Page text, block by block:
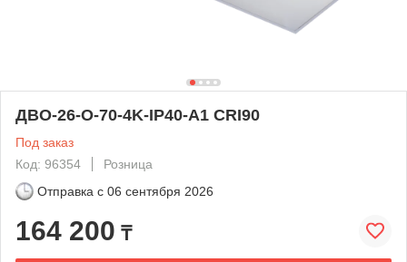
ДВО-26-O-70-4K-IP40-A1 CRI90
Под заказ
Код: 96354
Розница
Отправка с 06 сентября 2026
164 200 ₸